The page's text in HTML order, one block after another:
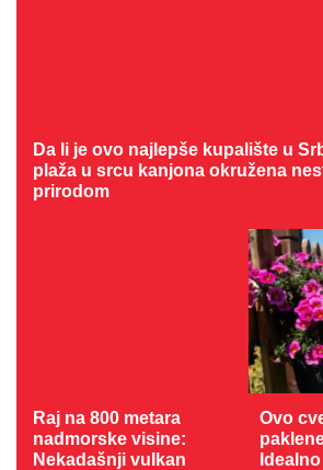
Da li je ovo najlepše kupalište u
plaža u srcu kanjona okružena
prirodom
Raj na 800 metara
nadmorske visine:
Nekadašnji vulkan
Ovo